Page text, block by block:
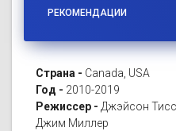
РЕКОМЕНДАЦИИ
Страна - Canada, USA
Год - 2010-2019
Режиссер - Джэйсон
Джим Миллер